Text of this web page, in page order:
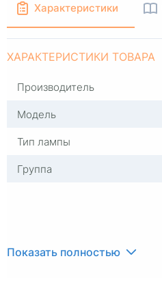
Характеристики
ХАРАКТЕРИСТИКИ ТОВАРА
Производитель
Модель
Тип лампы
Группа
Показать полностью